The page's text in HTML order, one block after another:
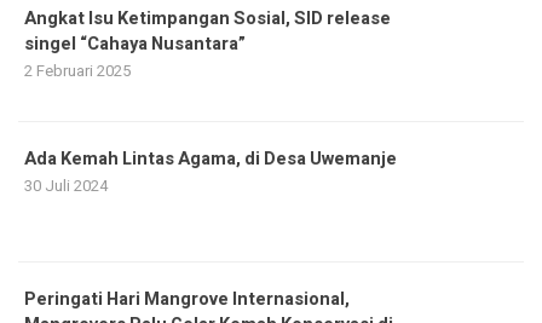
Angkat Isu Ketimpangan Sosial, SID release
singel “Cahaya Nusantara”
2 Februari 2025
Ada Kemah Lintas Agama, di Desa Uwemanje
30 Juli 2024
Peringati Hari Mangrove Internasional,